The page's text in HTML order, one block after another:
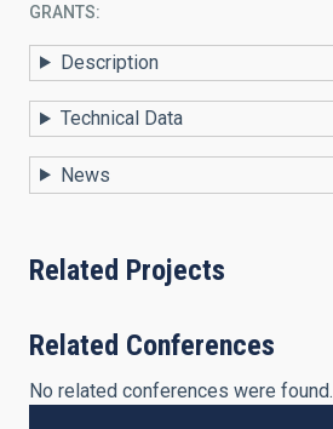
GRANTS:
Description
Technical Data
News
Related Projects
Related Conferences
No related conferences were found.